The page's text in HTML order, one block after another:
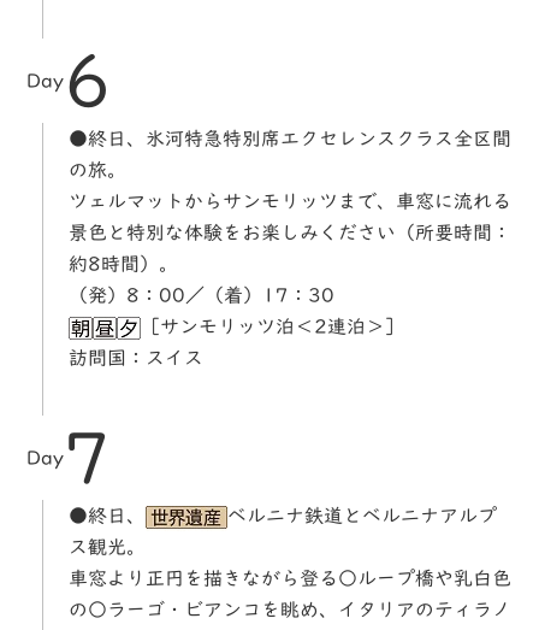
Day 6
●終日、氷河特急特別席エクセレンスクラス全区間
の旅。
ツェルマットからサンモリッツまで、車窓に流れる
景色と特別な体験をお楽しみください（所要時間：
約8時間）。
（発）8：00／（着）17：30
［サンモリッツ泊＜2連泊＞］
訪問国：スイス
Day 7
●終日、
ベルニナ鉄道とベルニナアルプ
ス観光。
車窓より正円を描きながら登る○ループ橋や乳白色
の○ラーゴ・ビアンコを眺め、イタリアのティラノ